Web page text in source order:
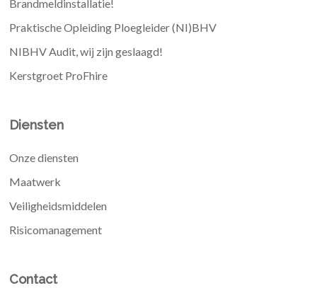
Brandmeldinstallatie!
Praktische Opleiding Ploegleider (NI)BHV
NIBHV Audit, wij zijn geslaagd!
Kerstgroet ProFhire
Diensten
Onze diensten
Maatwerk
Veiligheidsmiddelen
Risicomanagement
Contact